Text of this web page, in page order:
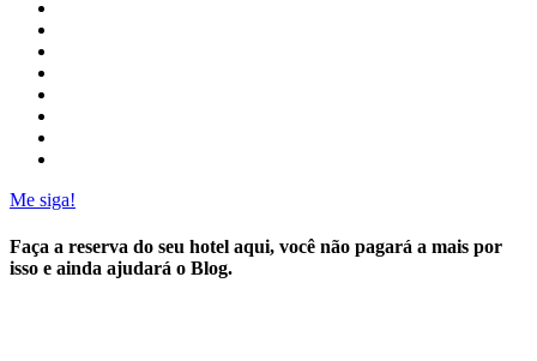
Me siga!
Faça a reserva do seu hotel aqui, você não pagará a mais por
isso e ainda ajudará o Blog.